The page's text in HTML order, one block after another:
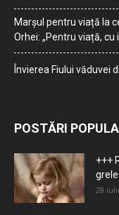
Marșul pentru viață la
Orhei: „Pentru viață, cu
Învierea Fiului văduvei
POSTĂRI
+++
28